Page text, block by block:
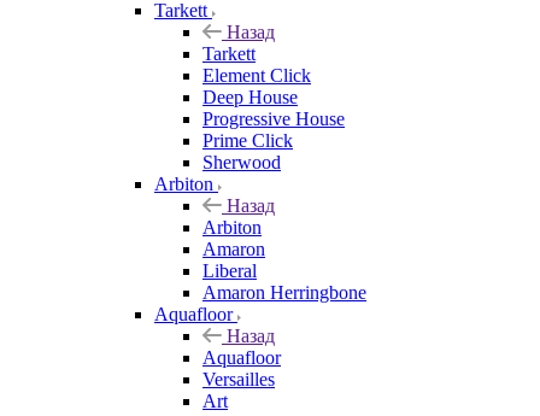
Tarkett
Назад
Tarkett
Element Click
Deep House
Progressive House
Prime Click
Sherwood
Arbiton
Назад
Arbiton
Amaron
Liberal
Amaron Herringbone
Aquafloor
Назад
Aquafloor
Versailles
Art